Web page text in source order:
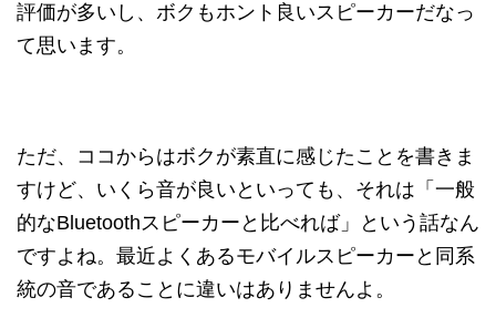
評価が多いし、ボクもホント良いスピーカーだなっ
て思います。
ただ、ココからはボクが素直に感じたことを書きま
すけど、いくら音が良いといっても、それは「一般
的なBluetoothスピーカーと比べれば」という話なん
ですよね。最近よくあるモバイルスピーカーと同系
統の音であることに違いはありませんよ。